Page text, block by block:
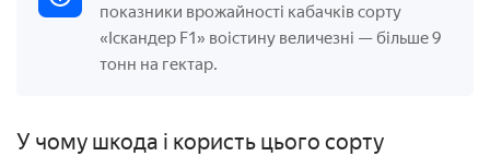
показники врожайності кабачків сорту
«Іскандер F1» воістину величезні — більше 9
тонн на гектар.
У чому шкода і користь цього сорту